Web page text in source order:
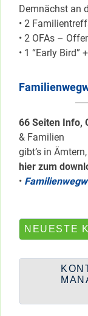
Demnächst an
• 2
• 2 OFAs –
• 1 “Early Bird”
66 Seiten Info,
& Familien
gibt’s in
hier zum
•
NEUESTE